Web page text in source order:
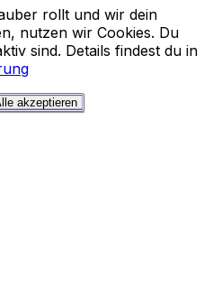
rollt und wir dein
nutzen wir Cookies. Du
sind. Details findest du in
akzeptieren